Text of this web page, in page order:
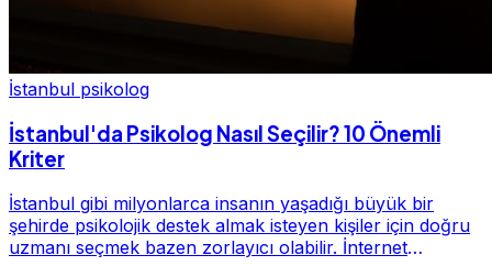
İstanbul psikolog
İstanbul'da Psikolog Nasıl Seçilir? 10 Önemli
Kriter
İstanbul gibi milyonlarca insanın yaşadığı büyük bir
şehirde psikolojik destek almak isteyen kişiler için doğru
uzmanı seçmek bazen zorlayıcı olabilir. İnternet